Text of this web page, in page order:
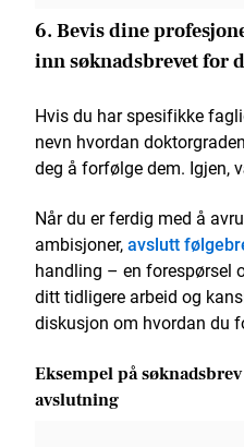
6. Bevis dine
inn søknadsbrevet for
Hvis du har spesifikke
nevn hvordan
deg å forfølge dem. Igjen,
Når du er ferdig med å
ambisjoner,avslutt
handling – en forespørsel
ditt tidligere arbeid og
diskusjon om hvordan du
Eksempel på
avslutning